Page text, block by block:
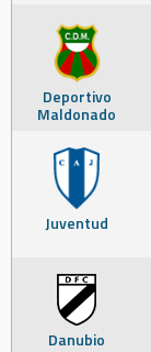
Deportivo
Maldonado
Juventud
Danubio